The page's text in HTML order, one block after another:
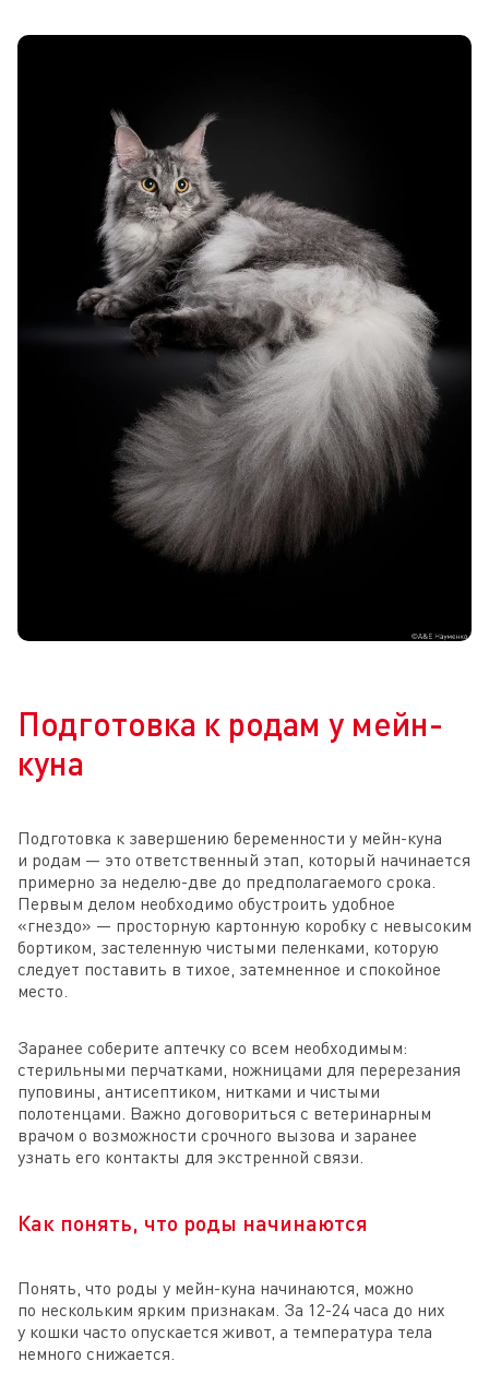
Подготовка к родам у мейн-
куна
Подготовка к завершению беременности у мейн-куна
и родам — это ответственный этап, который начинается
примерно за неделю-две до предполагаемого срока.
Первым делом необходимо обустроить удобное
«гнездо» — просторную картонную коробку с невысоким
бортиком, застеленную чистыми пеленками, которую
следует поставить в тихое, затемненное и спокойное
место.
Заранее соберите аптечку со всем необходимым:
стерильными перчатками, ножницами для перерезания
пуповины, антисептиком, нитками и чистыми
полотенцами. Важно договориться с ветеринарным
врачом о возможности срочного вызова и заранее
узнать его контакты для экстренной связи.
Как понять, что роды начинаются
Понять, что роды у мейн-куна начинаются, можно
по нескольким ярким признакам. За 12-24 часа до них
у кошки часто опускается живот, а температура тела
немного снижается.